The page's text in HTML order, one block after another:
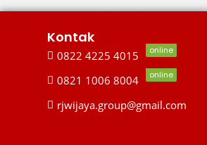
Kontak
0822 4225 4015 online
0821 1006 8004 online
rjwijaya.group@gmail.com